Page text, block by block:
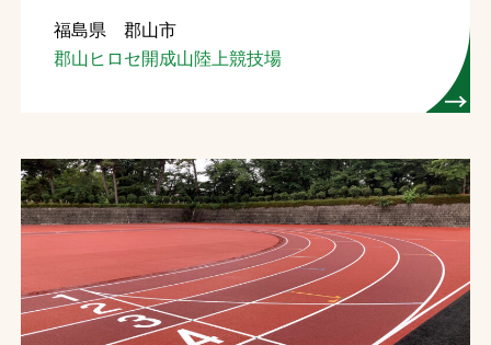
ソーシャルメディアポリシー
文字の見えづらさや操作にお困りの方へ
福島県 郡山市
郡山ヒロセ開成山陸上競技場